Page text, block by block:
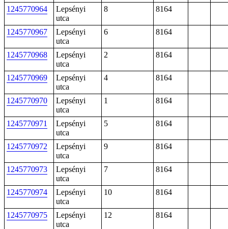
1245770964
Lepsényi
utca
8 8164
1245770967
Lepsényi
utca
6 8164
1245770968
Lepsényi
utca
2 8164
1245770969
Lepsényi
utca
4 8164
1245770970
Lepsényi
utca
1 8164
1245770971
Lepsényi
utca
5 8164
1245770972
Lepsényi
utca
9 8164
1245770973
Lepsényi
utca
7 8164
1245770974
Lepsényi
utca
10 8164
1245770975
Lepsényi
utca
12 8164